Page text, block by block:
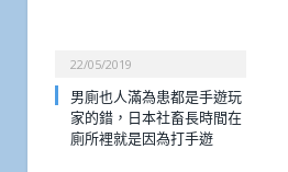
22/05/2019
男廁也人滿為患都是手遊玩
家的錯，日本社畜長時間在
廁所裡就是因為打手遊